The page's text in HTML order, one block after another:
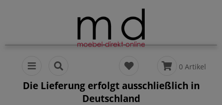
0 Artikel
Die Lieferung erfolgt ausschließlich in
Deutschland